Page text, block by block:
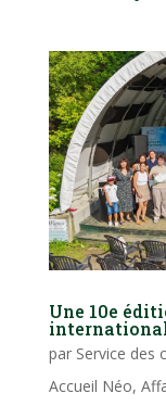
Une 10e
par Service des
Accueil Néo,